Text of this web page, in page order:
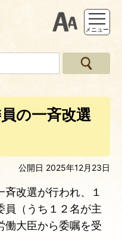
支援ツー
メニュー
の一斉改選
公開日 2025年12月23日
改選が行われ、１
員（うち１２名が主
働大臣から委嘱を受